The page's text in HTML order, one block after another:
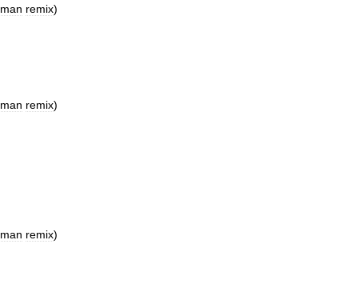
remix)
remix)
remix)